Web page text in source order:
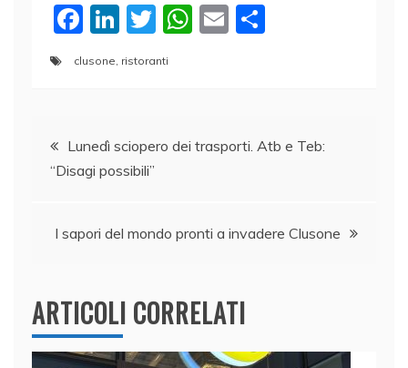
F
b
o
k
Li
n
dI
n
T
w
W
A
E
vi
clusone, ristoranti
Navigazione
articoli
Lunedì sciopero dei trasporti. Atb e Teb:
“Disagi possibili”
I sapori del mondo pronti a invadere Clusone
ARTICOLI CORRELATI